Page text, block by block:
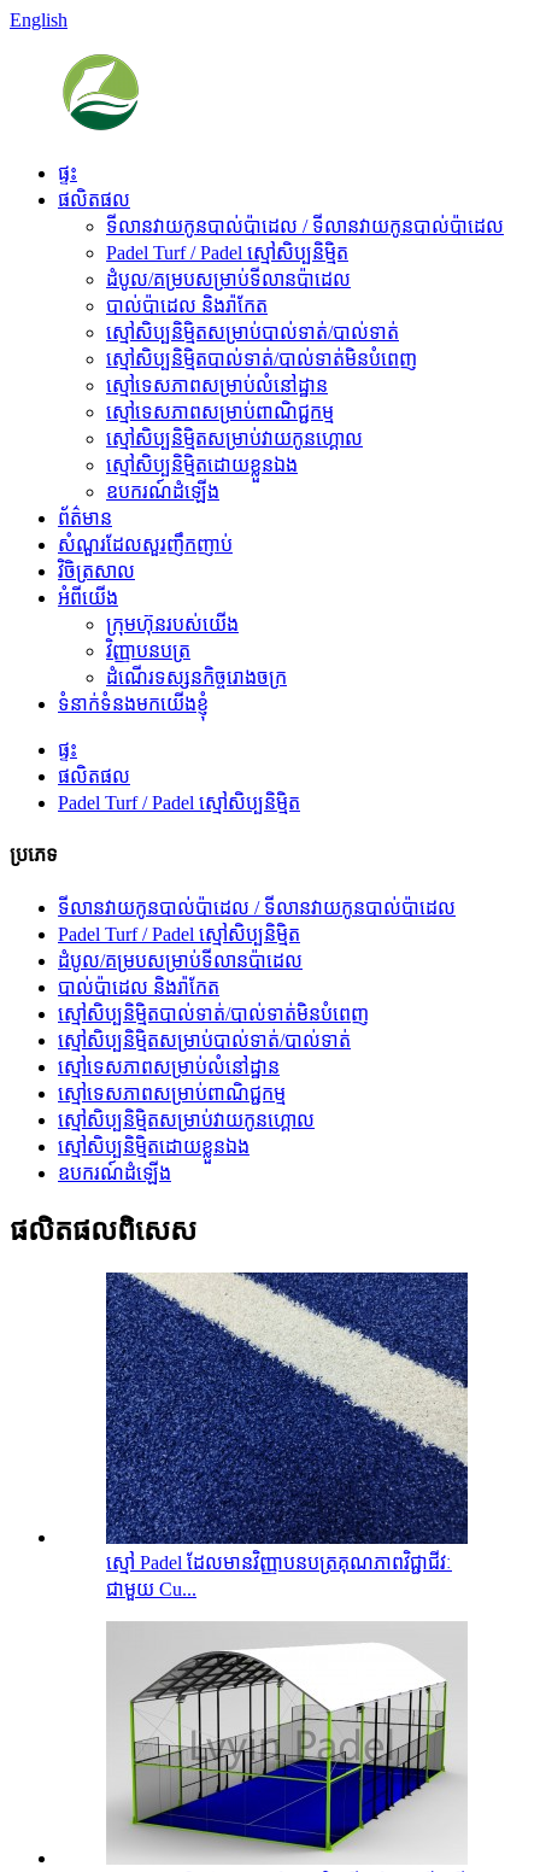
English
ផ្ទះ
ផលិតផល
ទីលានវាយកូនបាល់ប៉ាដេល / ទីលានវាយកូនបាល់ប៉ាដេល
Padel Turf / Padel ស្មៅសិប្បនិម្មិត
ដំបូល/គម្របសម្រាប់ទីលានប៉ាដេល
បាល់ប៉ាដេល និងរ៉ាកែត
ស្មៅសិប្បនិម្មិតសម្រាប់បាល់ទាត់/បាល់ទាត់
ស្មៅសិប្បនិម្មិតបាល់ទាត់/បាល់ទាត់មិនបំពេញ
ស្មៅទេសភាពសម្រាប់លំនៅដ្ឋាន
ស្មៅទេសភាពសម្រាប់ពាណិជ្ជកម្ម
ស្មៅសិប្បនិម្មិតសម្រាប់វាយកូនហ្គោល
ស្មៅសិប្បនិម្មិតដោយខ្លួនឯង
ឧបករណ៍ដំឡើង
ព័ត៌មាន
សំណួរដែលសួរញឹកញាប់
វិចិត្រសាល
អំពីយើង
ក្រុមហ៊ុនរបស់យើង
វិញ្ញាបនបត្រ
ដំណើរទស្សនកិច្ចរោងចក្រ
ទំនាក់ទំនងមកយើងខ្ញុំ
ផ្ទះ
ផលិតផល
Padel Turf / Padel ស្មៅសិប្បនិម្មិត
ប្រភេទ
ទីលានវាយកូនបាល់ប៉ាដេល / ទីលានវាយកូនបាល់ប៉ាដេល
Padel Turf / Padel ស្មៅសិប្បនិម្មិត
ដំបូល/គម្របសម្រាប់ទីលានប៉ាដេល
បាល់ប៉ាដេល និងរ៉ាកែត
ស្មៅសិប្បនិម្មិតបាល់ទាត់/បាល់ទាត់មិនបំពេញ
ស្មៅសិប្បនិម្មិតសម្រាប់បាល់ទាត់/បាល់ទាត់
ស្មៅទេសភាពសម្រាប់លំនៅដ្ឋាន
ស្មៅទេសភាពសម្រាប់ពាណិជ្ជកម្ម
ស្មៅសិប្បនិម្មិតសម្រាប់វាយកូនហ្គោល
ស្មៅសិប្បនិម្មិតដោយខ្លួនឯង
ឧបករណ៍ដំឡើង
ផលិតផល​ពិសេស
ស្មៅ Padel ដែលមានវិញ្ញាបនបត្រគុណភាពវិជ្ជាជីវៈ
ជាមួយ Cu...